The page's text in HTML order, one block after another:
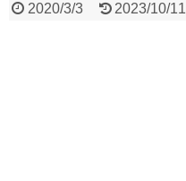
2020/3/3 2023/10/11